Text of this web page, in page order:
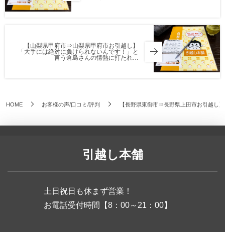
【山梨県甲府市⇒山梨県甲府市お引越し】
「大手には絶対に負けられないんです！」と
言う倉島さんの情熱に打たれ…
HOME お客様の声/口コミ/評判 【長野県東御市⇒長野県上田市お引越し
引越し本舗
土日祝日も休まず営業！
お電話受付時間【8：00～21：00】